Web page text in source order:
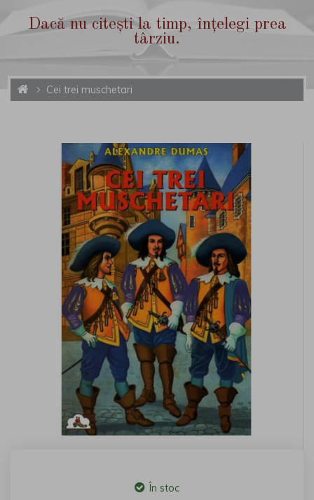
Dacă nu citești la timp, înțelegi prea
târziu.
Cei trei muschetari
În stoc